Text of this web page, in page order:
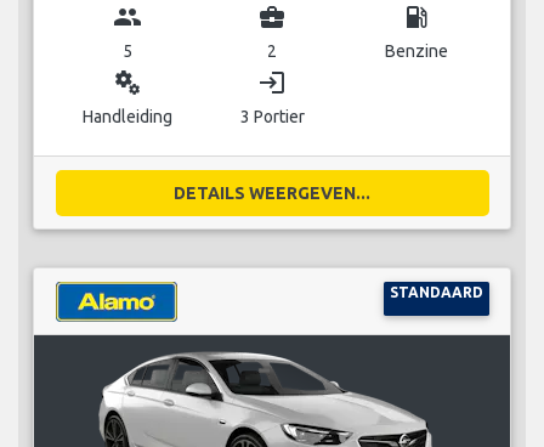
group
5
business_center
2
local_gas_station
Benzine
miscellaneous_services
Handleiding
login
3 Portier
DETAILS WEERGEVEN...
STANDAARD